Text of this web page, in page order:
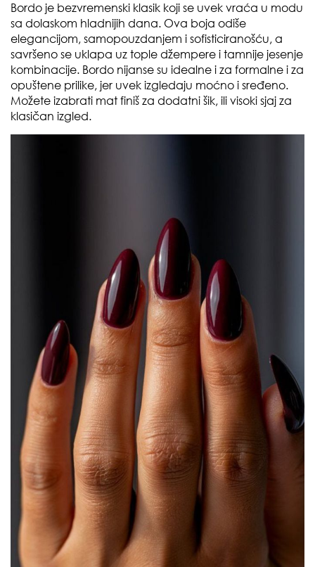
Bordo je bezvremenski klasik koji se uvek vraća u modu
sa dolaskom hladnijih dana. Ova boja odiše
elegancijom, samopouzdanjem i sofisticiranošću, a
savršeno se uklapa uz tople džempere i tamnije jesenje
kombinacije. Bordo nijanse su idealne i za formalne i za
opuštene prilike, jer uvek izgledaju moćno i sređeno.
Možete izabrati mat finiš za dodatni šik, ili visoki sjaj za
klasičan izgled.